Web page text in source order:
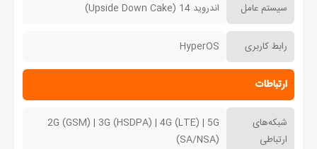
سیستم عامل اندروید 14 (Upside Down Cake)
رابط کاربری HyperOS
ارتباطات
شبکه‌های
ارتباطی
2G (GSM) | 3G (HSDPA) | 4G (LTE) | 5G
(SA/NSA)